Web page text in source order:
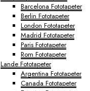
Barcelona Fototapeter
Berlin Fototapeter
London Fototapeter
Madrid Fototapeter
Paris Fototapeter
Rom Fototapeter
Lande Fototapeter
Argentina Fototapeter
Canada Fototapeter